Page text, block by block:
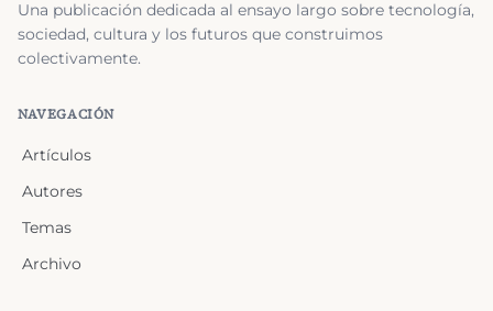
Una publicación dedicada al ensayo largo sobre tecnología,
sociedad, cultura y los futuros que construimos
colectivamente.
NAVEGACIÓN
Artículos
Autores
Temas
Archivo